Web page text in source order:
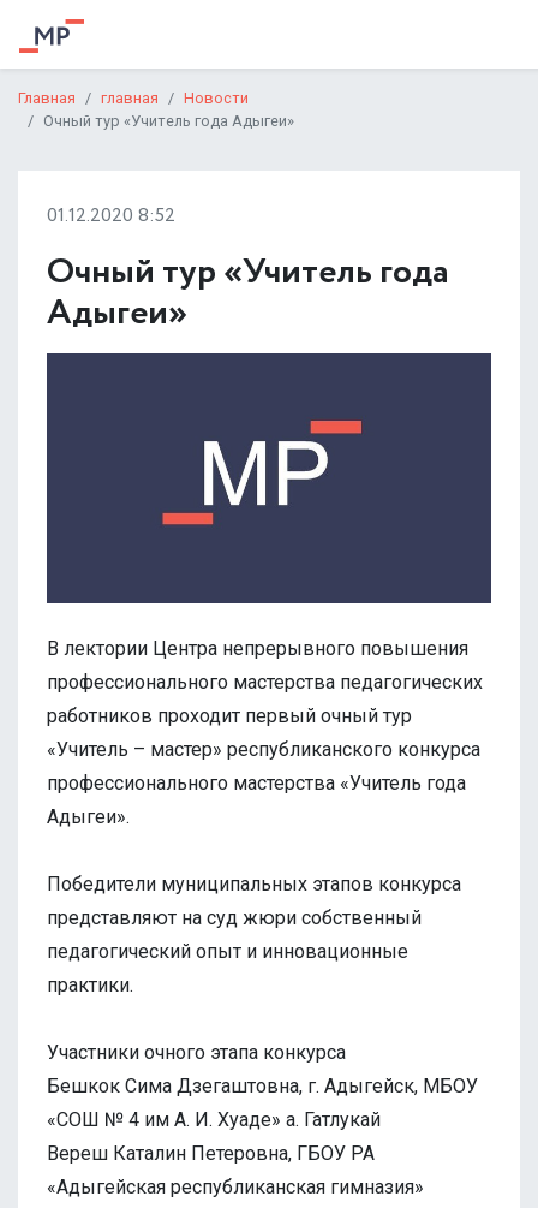
Главная главная
Новости
Очный тур «Учитель года Адыгеи»
01.12.2020 8:52
Очный тур «Учитель года
Адыгеи»
В лектории Центра непрерывного повышения
профессионального мастерства педагогических
работников проходит первый очный тур
«Учитель – мастер» республиканского конкурса
профессионального мастерства «Учитель года
Адыгеи».
Победители муниципальных этапов конкурса
представляют на суд жюри собственный
педагогический опыт и инновационные
практики.
Участники очного этапа конкурса
Бешкок Сима Дзегаштовна, г. Адыгейск, МБОУ
«СОШ № 4 им А. И. Хуаде» а. Гатлукай
Вереш Каталин Петеровна, ГБОУ РА
«Адыгейская республиканская гимназия»